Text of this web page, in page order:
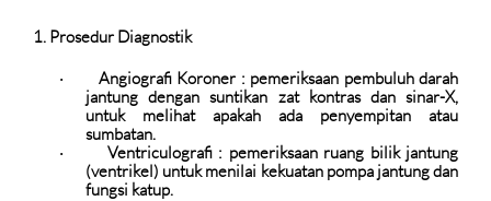
1. Prosedur Diagnostik
· Angiografi Koroner : pemeriksaan pembuluh darah
jantung dengan suntikan zat kontras dan sinar-X,
untuk melihat apakah ada penyempitan atau
sumbatan.
· Ventriculografi : pemeriksaan ruang bilik jantung
(ventrikel) untuk menilai kekuatan pompa jantung dan
fungsi katup.